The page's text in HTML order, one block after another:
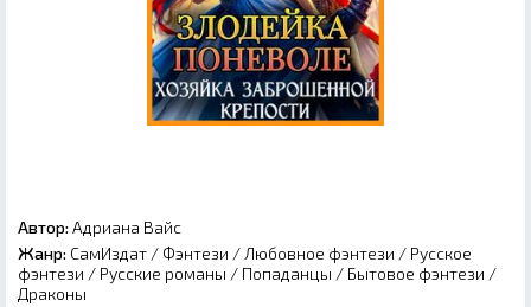
Автор: Адриана Вайс
Жанр: СамИздат / Фэнтези / Любовное фэнтези / Русское
фэнтези / Русские романы / Попаданцы / Бытовое фэнтези /
Драконы